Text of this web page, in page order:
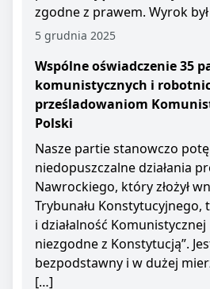
zgodne z prawem. Wyrok
5 grudnia 2025
Wspólne oświadczenie 35
komunistycznych i
prześladowaniom
Polski
Nasze partie stanowczo
niedopuszczalne działania
Nawrockiego, który złożył
Trybunału Konstytucyjnego,
i działalność
niezgodne z Konstytucją”.
bezpodstawny i w dużej
[…]